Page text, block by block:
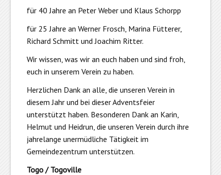
für 40 Jahre an Peter Weber und Klaus Schorpp
für 25 Jahre an Werner Frosch, Marina Fütterer,
Richard Schmitt und Joachim Ritter.
Wir wissen, was wir an euch haben und sind froh,
euch in unserem Verein zu haben.
Herzlichen Dank an alle, die unseren Verein in
diesem Jahr und bei dieser Adventsfeier
unterstützt haben. Besonderen Dank an Karin,
Helmut und Heidrun, die unseren Verein durch ihre
jahrelange unermüdliche Tätigkeit im
Gemeindezentrum unterstützen.
Togo / Togoville